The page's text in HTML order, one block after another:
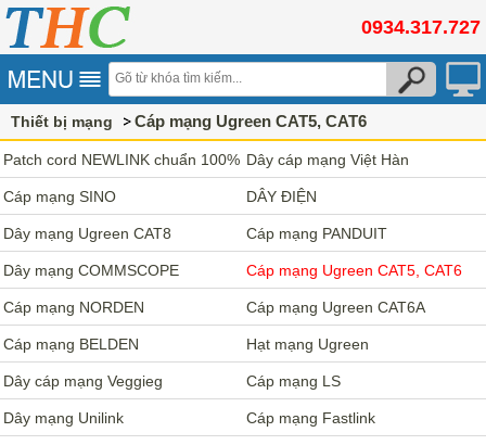
0934.317.727
Thiết bị mạng Cáp mạng Ugreen CAT5, CAT6
Patch cord NEWLINK chuẩn 100%
đồng
Dây cáp mạng Việt Hàn
Cáp mạng SINO DÂY ĐIỆN
Dây mạng Ugreen CAT8 Cáp mạng PANDUIT
Dây mạng COMMSCOPE Cáp mạng Ugreen CAT5, CAT6
Cáp mạng NORDEN Cáp mạng Ugreen CAT6A
Cáp mạng BELDEN Hạt mạng Ugreen
Dây cáp mạng Veggieg Cáp mạng LS
Dây mạng Unilink Cáp mạng Fastlink